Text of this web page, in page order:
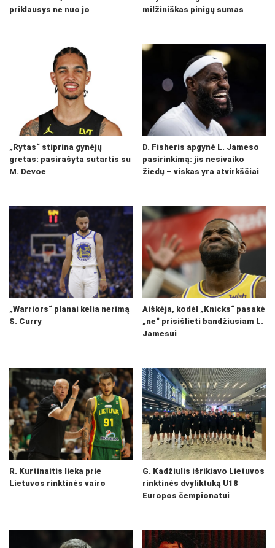
priklausys ne nuo jo
milžiniškas pinigų sumas
„Rytas“ stiprina gynėjų
gretas: pasirašyta sutartis su
M. Devoe
D. Fisheris apgynė L. Jameso
pasirinkimą: jis nesivaiko
žiedų – viskas yra atvirkščiai
„Warriors“ planai kelia nerimą
S. Curry
Aiškėja, kodėl „Knicks“ pasakė
„ne“ prisišlieti bandžiusiam L.
Jamesui
R. Kurtinaitis lieka prie
Lietuvos rinktinės vairo
G. Kadžiulis išrikiavo Lietuvos
rinktinės dvyliktuką U18
Europos čempionatui